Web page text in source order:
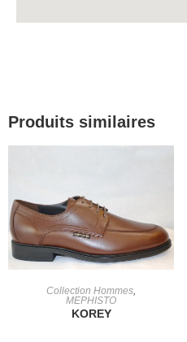
Produits similaires
CHOIX DES OPTIONS
Collection Hommes
MEPHISTO
KOREY